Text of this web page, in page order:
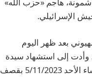
الإسرائيلي.
بعد ظهر اليوم
و‏أدت إلى استشهاد سيدة
و3 أطفال من أحفادها، قام مجاهدو المقاومة الإسلامية عند ‏الساعة 7:20 من مساء الأحد 5/11/2023 بقصف